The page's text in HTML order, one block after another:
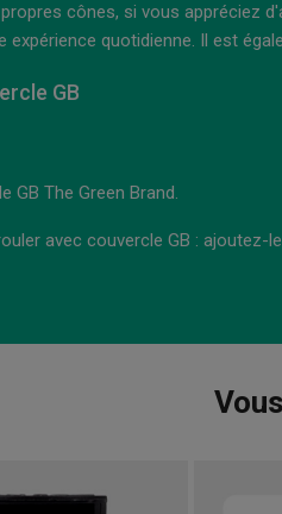
cônes, si vous appréciez
quotidienne. Il est
GB
GB The Green Brand.
avec couvercle GB :